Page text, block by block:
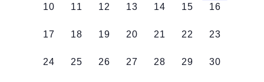
0
10
0
11
0
12
0
13
0
14
0
15
0
16
0
17
0
18
0
19
0
20
0
21
0
22
0
23
0
24
0
25
0
26
0
27
0
28
0
29
0
30